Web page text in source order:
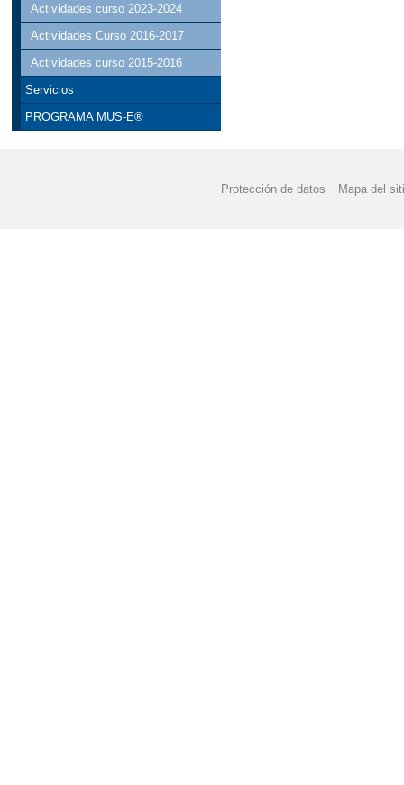
Actividades curso 2023-2024
Actividades Curso 2016-2017
Actividades curso 2015-2016
Servicios
PROGRAMA MUS-E®
Protección de datos Mapa del